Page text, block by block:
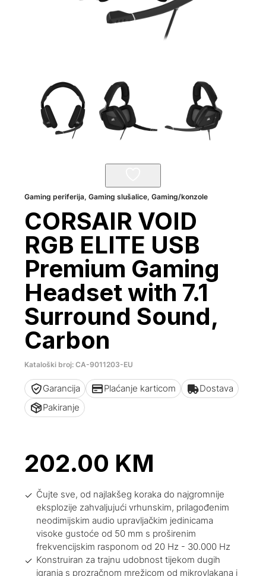
Gaming periferija,Gaming slušalice,Gaming/konzole
CORSAIR VOID
RGB ELITE USB
Premium Gaming
Headset with 7.1
Surround Sound,
Carbon
Kataloški broj: CA-9011203-EU
Garancija Plaćanje karticom
Dostava
Pakiranje
202.00 KM
Čujte sve, od najlakšeg koraka do najgromnije
eksplozije zahvaljujući vrhunskim, prilagođenim
neodimijskim audio upravljačkim jedinicama
visoke gustoće od 50 mm s proširenim
frekvencijskim rasponom od 20 Hz - 30.000 Hz
Konstruiran za trajnu udobnost tijekom dugih
igranja s prozračnom mrežicom od mikrovlakana i